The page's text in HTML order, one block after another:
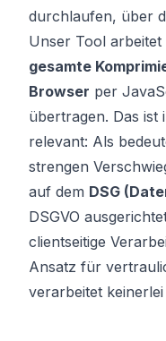
durchlaufen, über
Unser Tool
gesamte
Browser per
übertragen. Das ist
relevant: Als
strengen
auf dem DSG
DSGVO
clientseitige
Ansatz für
verarbeitet